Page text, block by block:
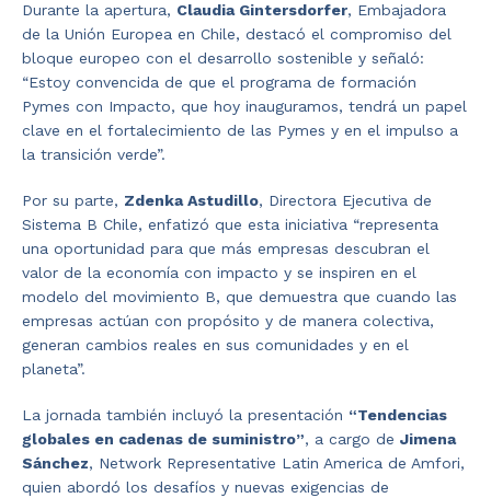
Durante la apertura, Claudia Gintersdorfer, Embajadora
de la Unión Europea en Chile, destacó el compromiso del
bloque europeo con el desarrollo sostenible y señaló:
“Estoy convencida de que el programa de formación
Pymes con Impacto, que hoy inauguramos, tendrá un papel
clave en el fortalecimiento de las Pymes y en el impulso a
la transición verde”.
Por su parte, Zdenka Astudillo, Directora Ejecutiva de
Sistema B Chile, enfatizó que esta iniciativa “representa
una oportunidad para que más empresas descubran el
valor de la economía con impacto y se inspiren en el
modelo del movimiento B, que demuestra que cuando las
empresas actúan con propósito y de manera colectiva,
generan cambios reales en sus comunidades y en el
planeta”.
La jornada también incluyó la presentación “Tendencias
globales en cadenas de suministro”, a cargo de Jimena
Sánchez, Network Representative Latin America de Amfori,
quien abordó los desafíos y nuevas exigencias de